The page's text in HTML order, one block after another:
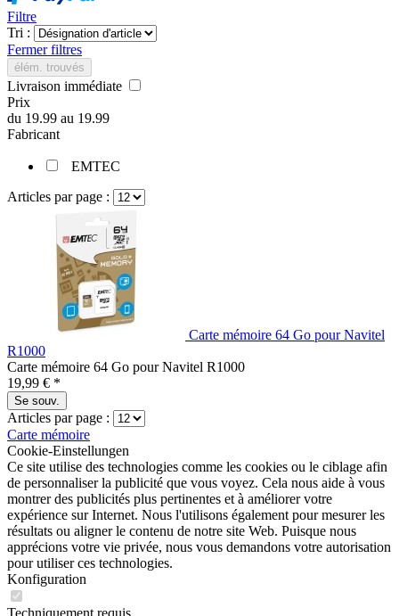
Filtre
Tri :
Fermer filtres
élém. trouvés
Livraison immédiate
Prix
du 19.99 au 19.99
Fabricant
EMTEC
Articles par page :
Carte mémoire 64 Go pour Navitel
R1000
Carte mémoire 64 Go pour Navitel R1000
19,99 € *
Se souv.
Articles par page :
Carte mémoire
Cookie-Einstellungen
Ce site utilise des technologies comme les cookies ou le ciblage afin
de personnaliser la publicité que vous voyez. Cela nous aide à vous
montrer des publicités plus pertinentes et à améliorer votre
expérience sur Internet. Nous l'utilisons également pour mesurer les
résultats ou aligner le contenu de notre site Web. Puisque nous
apprécions votre vie privée, nous vous demandons votre autorisation
pour utiliser ces technologies.
Konfiguration
Techniquement requis